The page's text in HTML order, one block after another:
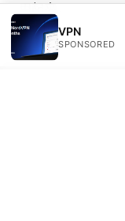
用起来。
VPN
SPONSORED